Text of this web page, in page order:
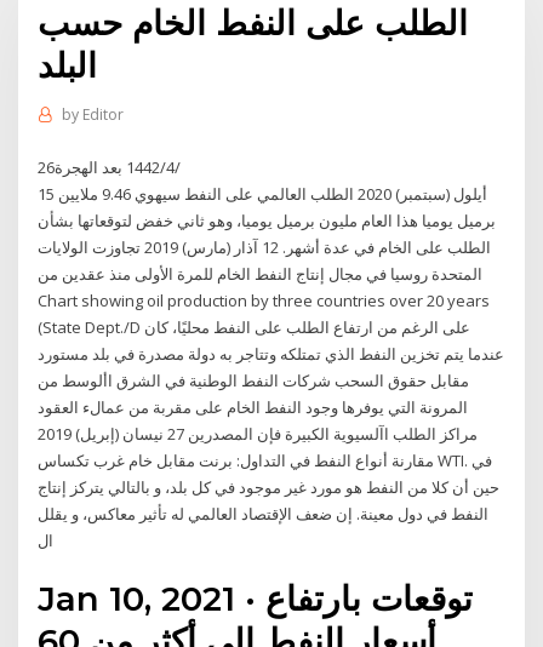
الطلب على النفط الخام حسب
البلد
by Editor
26‏‏/4‏‏/1442 بعد الهجرة
15 أيلول (سبتمبر) 2020 الطلب العالمي على النفط سيهوي 9.46 ملايين
برميل يوميا هذا العام مليون برميل يوميا، وهو ثاني خفض لتوقعاتها بشأن
الطلب على الخام في عدة أشهر. 12 آذار (مارس) 2019 تجاوزت الولايات
المتحدة روسيا في مجال إنتاج النفط الخام للمرة الأولى منذ عقدين من
Chart showing oil production by three countries over 20 years
(State Dept./D على الرغم من ارتفاع الطلب على النفط محليًا، كان
عندما يتم تخزين النفط الذي تمتلكه وتتاجر به دولة مصدرة في بلد مستورد
مقابل حقوق السحب شركات النفط الوطنية في الشرق األوسط من
المرونة التي يوفرها وجود النفط الخام على مقربة من عمالء العقود
مراكز الطلب اآلسيوية الكبيرة فإن المصدرين 27 نيسان (إبريل) 2019
مقارنة أنواع النفط في التداول: برنت مقابل خام غرب تكساس WTI. في
حين أن كلا من النفط هو مورد غير موجود في كل بلد، و بالتالي يتركز إنتاج
النفط في دول معينة. إن ضعف الإقتصاد العالمي له تأثير معاكس، و يقلل
ال
Jan 10, 2021 · توقعات بارتفاع